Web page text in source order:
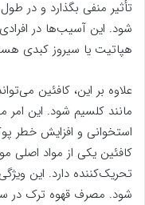
تأثیر منفی بگذارد و در
شود. این آسیب‌ها در
هپاتیت یا سیروز کبدی
علاوه بر این، کافئین
مانند کلسیم شود. این
استخوانی و افزایش خطر
کافئین یکی از مواد
تحریک‌کننده دارد. این
شود. مصرف قهوه ترک در